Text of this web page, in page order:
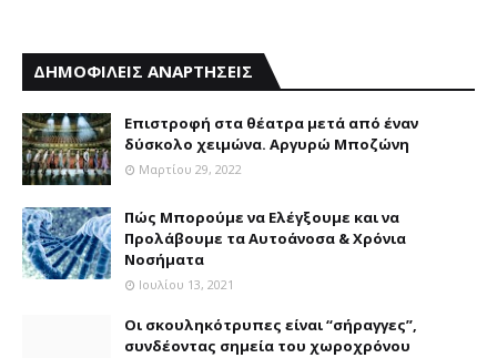
ΔΗΜΟΦΙΛΕΙΣ ΑΝΑΡΤΗΣΕΙΣ
Επιστροφή στα θέατρα μετά από έναν
δύσκολο χειμώνα. Αργυρώ Μποζώνη
Μαρτίου 29, 2022
Πώς Μπορούμε να Ελέγξουμε και να
Προλάβουμε τα Αυτοάνοσα & Χρόνια
Νοσήματα
Ιουλίου 13, 2021
Οι σκουληκότρυπες είναι “σήραγγες”,
συνδέοντας σημεία του χωροχρόνου